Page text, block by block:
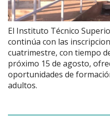
El Instituto Técnico
continúa con las
cuatrimestre, con tiempo
próximo 15 de agosto,
oportunidades de
adultos.